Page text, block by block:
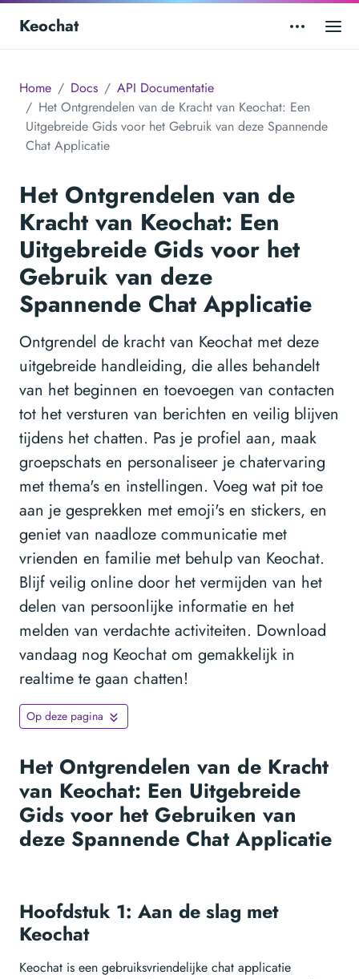
Keochat
Home Docs
API Documentatie
Het Ontgrendelen van de Kracht van Keochat: Een
Uitgebreide Gids voor het Gebruik van deze Spannende
Chat Applicatie
Het Ontgrendelen van de
Kracht van Keochat: Een
Uitgebreide Gids voor het
Gebruik van deze
Spannende Chat Applicatie
Ontgrendel de kracht van Keochat met deze
uitgebreide handleiding, die alles behandelt
van het beginnen en toevoegen van contacten
tot het versturen van berichten en veilig blijven
tijdens het chatten. Pas je profiel aan, maak
groepschats en personaliseer je chatervaring
met thema's en instellingen. Voeg wat pit toe
aan je gesprekken met emoji's en stickers, en
geniet van naadloze communicatie met
vrienden en familie met behulp van Keochat.
Blijf veilig online door het vermijden van het
delen van persoonlijke informatie en het
melden van verdachte activiteiten. Download
vandaag nog Keochat om gemakkelijk in
realtime te gaan chatten!
Op deze pagina
Het Ontgrendelen van de Kracht
van Keochat: Een Uitgebreide
Gids voor het Gebruiken van
deze Spannende Chat Applicatie
Hoofdstuk 1: Aan de slag met
Keochat
Keochat is een gebruiksvriendelijke chat applicatie